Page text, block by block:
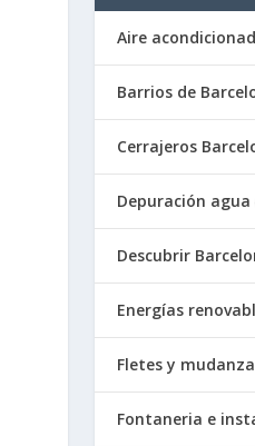
Aire
Barrios de
Cerrajeros
Depuración agua
Descubrir
Energías
Fletes y
Fontaneria e